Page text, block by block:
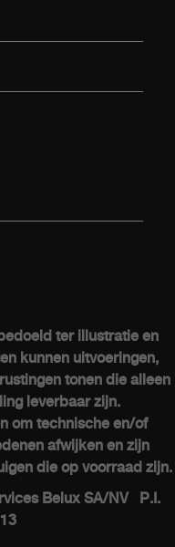
ter illustratie en
kunnen uitvoeringen,
tonen die alleen
leverbaar zijn.
om technische en/of
afwijken en zijn
die op voorraad zijn.
Belux SA/NV P.I.